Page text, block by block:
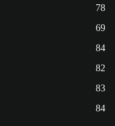
78
69
84
82
83
84